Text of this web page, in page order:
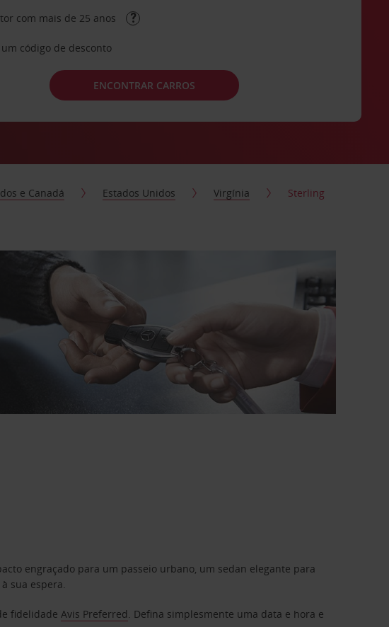
com mais de 25 anos
código de desconto
ENCONTRAR CARROS
e Canadá Estados Unidos Virgínia Sterling
engraçado para um passeio urbano, um sedan elegante para
sua espera.
fidelidadeAvis Preferred. Defina simplesmente uma data e hora e